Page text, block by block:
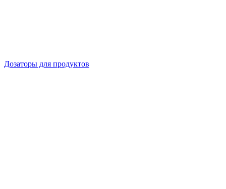
Дозаторы для продуктов